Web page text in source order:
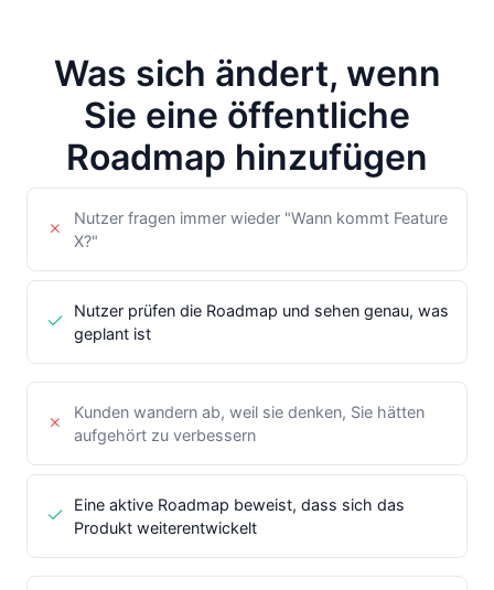
Was sich ändert, wenn
Sie eine öffentliche
Roadmap hinzufügen
Nutzer fragen immer wieder "Wann kommt Feature
X?"
Nutzer prüfen die Roadmap und sehen genau, was
geplant ist
Kunden wandern ab, weil sie denken, Sie hätten
aufgehört zu verbessern
Eine aktive Roadmap beweist, dass sich das
Produkt weiterentwickelt